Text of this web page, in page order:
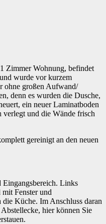
Zimmer Wohnung, befindet
wurde vor kurzem
ohne großen Aufwand/
denn es wurden die Dusche,
ein neuer Laminatboden
verlegt und die Wände frisch
gereinigt an den neuen
Links
mit Fenster und
die Küche. Im Anschluss daran
hier können Sie